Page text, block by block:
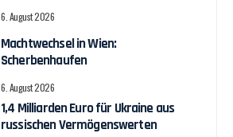
6. August 2026
Machtwechsel in Wien:
Scherbenhaufen
6. August 2026
1,4 Milliarden Euro für Ukraine aus
russischen Vermögenswerten